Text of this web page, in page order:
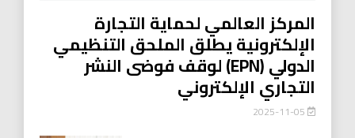
المركز العالمي لحماية التجارة
الإلكترونية يطلق الملحق التنظيمي
الدولي (EPN) لوقف فوضى النشر
التجاري الإلكتروني